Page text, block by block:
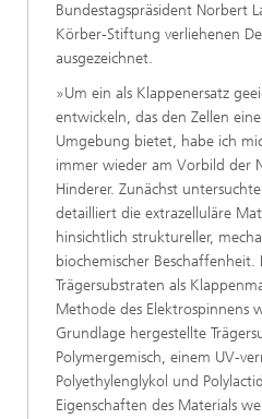
Bundestagspräsident Norbert
Körber-Stiftung verliehenen
ausgezeichnet.
»Um ein als Klappenersatz
entwickeln, das den Zellen
Umgebung bietet, habe ich
immer wieder am Vorbild der
Hinderer. Zunächst
detailliert die extrazelluläre
hinsichtlich struktureller,
biochemischer
Trägersubstraten als
Methode des Elektrospinnens
Grundlage hergestellte
Polymergemisch, einem UV-
Polyethylenglykol und
Eigenschaften des Materials